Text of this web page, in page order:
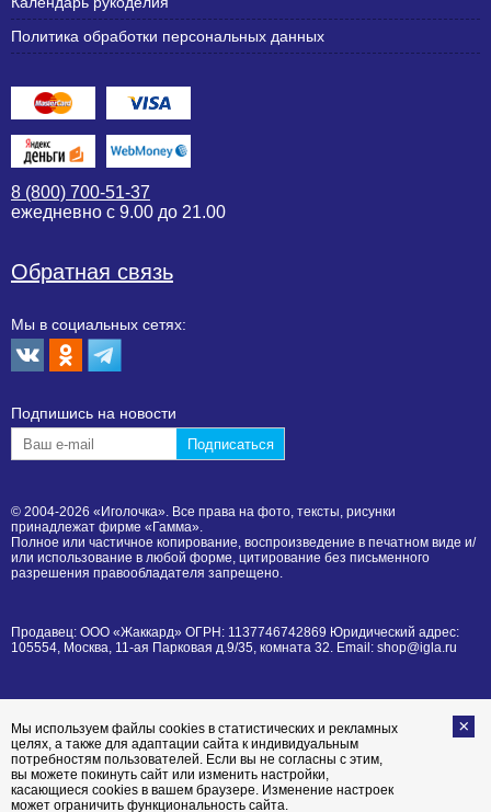
Политика обработки персональных данных
8 (800) 700-51-37
ежедневно с 9.00 до 21.00
Обратная связь
Мы в социальных сетях:
Подпишиcь на новости
© 2004-2026 «Иголочка». Все права на фото, тексты, рисунки
принадлежат фирме «Гамма».
Полное или частичное копирование, воспроизведение в печатном виде и/
или использование в любой форме, цитирование без письменного
разрешения правообладателя запрещено.
Продавец: ООО «Жаккард» ОГРН: 1137746742869 Юридический адрес:
105554, Москва, 11-ая Парковая д.9/35, комната 32. Email: shop@igla.ru
Мы используем файлы cookies в статистических и рекламных
целях, а также для адаптации сайта к индивидуальным
потребностям пользователей. Если вы не согласны с этим,
вы можете покинуть сайт или изменить настройки,
касающиеся cookies в вашем браузере. Изменение настроек
может ограничить функциональность сайта.